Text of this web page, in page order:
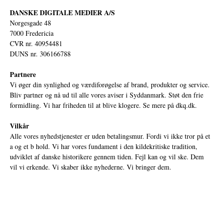
DANSKE DIGITALE MEDIER A/S
Norgesgade 48
7000 Fredericia
CVR nr. 40954481
DUNS nr. 306166788
Partnere
Vi øger din synlighed og værdiforøgelse af brand, produkter og service.
Bliv partner og nå ud til alle vores aviser i Syddanmark. Støt den frie
formidling. Vi har friheden til at blive klogere. Se mere på dkq.dk.
Vilkår
Alle vores nyhedstjenester er uden betalingsmur. Fordi vi ikke tror på et
a og et b hold. Vi har vores fundament i den kildekritiske tradition,
udviklet af danske historikere gennem tiden. Fejl kan og vil ske. Dem
vil vi erkende. Vi skaber ikke nyhederne. Vi bringer dem.